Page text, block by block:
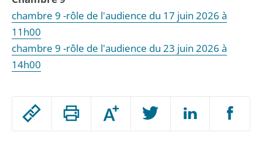
Passer
Augmenter
ou
chambre 9 -rôle de l'audience du 17 juin 2026 à
11h00
chambre 9 -rôle de l'audience du 23 juin 2026 à
14h00